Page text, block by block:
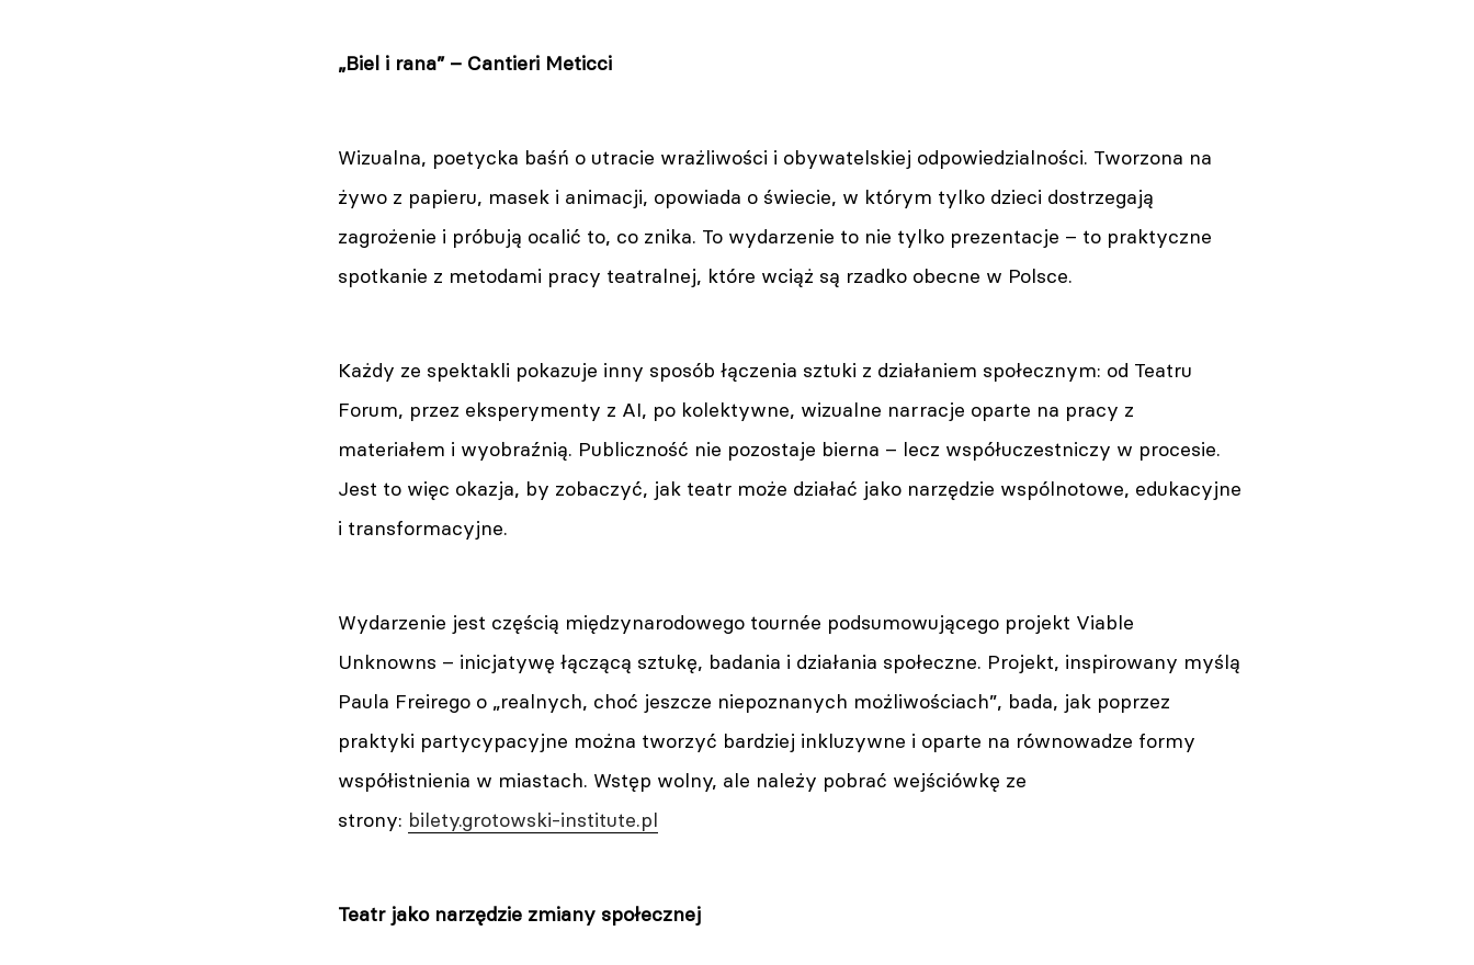
„Biel i rana” – Cantieri Meticci
Wizualna, poetycka baśń o utracie wrażliwości i obywatelskiej odpowiedzialności. Tworzona na
żywo z papieru, masek i animacji, opowiada o świecie, w którym tylko dzieci dostrzegają
zagrożenie i próbują ocalić to, co znika. To wydarzenie to nie tylko prezentacje – to praktyczne
spotkanie z metodami pracy teatralnej, które wciąż są rzadko obecne w Polsce.
Każdy ze spektakli pokazuje inny sposób łączenia sztuki z działaniem społecznym: od Teatru
Forum, przez eksperymenty z AI, po kolektywne, wizualne narracje oparte na pracy z
materiałem i wyobraźnią. Publiczność nie pozostaje bierna – lecz współuczestniczy w procesie.
Jest to więc okazja, by zobaczyć, jak teatr może działać jako narzędzie wspólnotowe, edukacyjne
i transformacyjne.
Wydarzenie jest częścią międzynarodowego tournée podsumowującego projekt Viable
Unknowns – inicjatywę łączącą sztukę, badania i działania społeczne. Projekt, inspirowany myślą
Paula Freirego o „realnych, choć jeszcze niepoznanych możliwościach”, bada, jak poprzez
praktyki partycypacyjne można tworzyć bardziej inkluzywne i oparte na równowadze formy
współistnienia w miastach. Wstęp wolny, ale należy pobrać wejściówkę ze
strony: bilety.grotowski-institute.pl
Teatr jako narzędzie zmiany społecznej